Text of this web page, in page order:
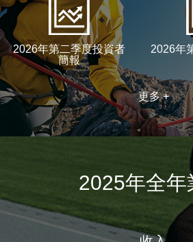
2026年第二季度投資者
簡報
2026年
更多 +
2025年全年